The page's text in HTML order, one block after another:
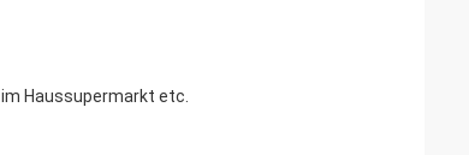
Haussupermarkt etc.